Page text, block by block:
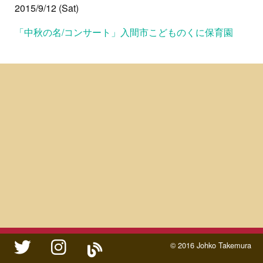
2015/9/12 (Sat)
「中秋の名/コンサート」入間市こどものくに保育園
twitter instagram
ameblo © 2016 Johko Takemura